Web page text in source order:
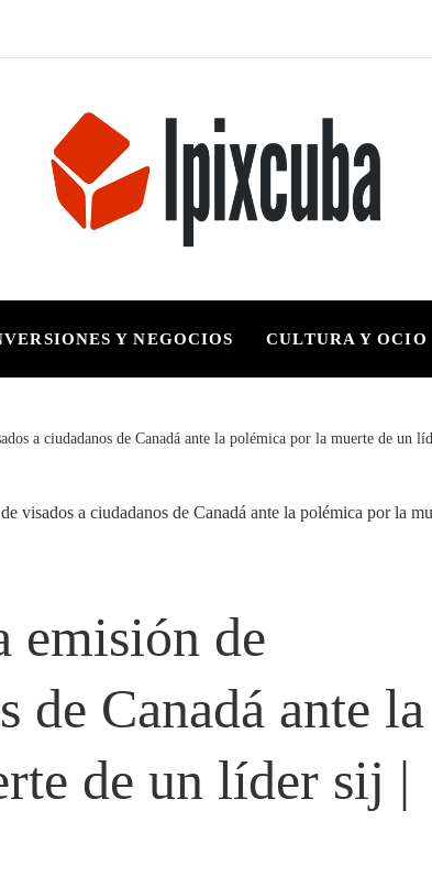
Y NEGOCIOS CULTURA Y OCIO
a ciudadanos de Canadá ante la polémica por la muerte de un
emisión de
de Canadá ante la
de un líder sij |